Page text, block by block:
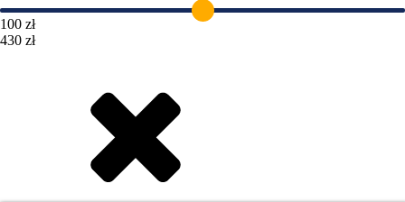
100 zł
430 zł